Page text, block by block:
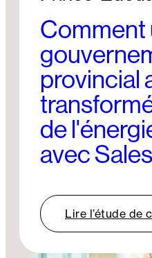
Comment
provincial
de
avec
Lire l’étude de